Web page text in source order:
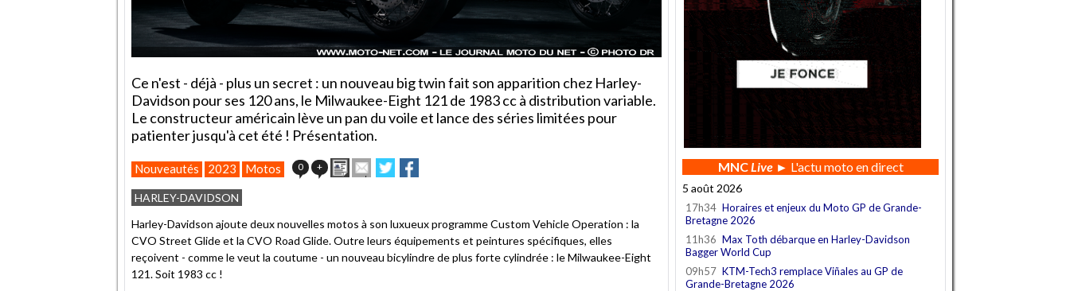
Ce n'est - déjà - plus un secret : un nouveau big twin fait son apparition chez Harley-
Davidson pour ses 120 ans, le Milwaukee-Eight 121 de 1983 cc à distribution variable.
Le constructeur américain lève un pan du voile et lance des séries limitées pour
patienter jusqu'à cet été ! Présentation.
Nouveautés 2023 Motos 0 + ImprimerEnvoyer
cet
un
ami
Partager
sur
sur
HARLEY-DAVIDSON
Harley-Davidson ajoute deux nouvelles motos à son luxueux programme Custom Vehicle Operation : la
CVO Street Glide et la CVO Road Glide. Outre leurs équipements et peintures spécifiques, elles
reçoivent - comme le veut la coutume - un nouveau bicylindre de plus forte cylindrée : le Milwaukee-Eight
121. Soit 1983 cc !
MNCLive► L'actu moto en direct
5 août 2026
17h34 Horaires et enjeux du Moto GP de Grande-
Bretagne 2026
11h36 Max Toth débarque en Harley-Davidson
Bagger World Cup
09h57 KTM-Tech3 remplace Viñales au GP de
Grande-Bretagne 2026